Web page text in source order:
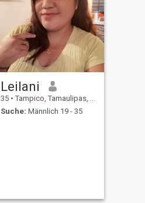
Leilani
35 • Tampico, Tamaulipas, Mexiko
Suche: Männlich 19 - 35